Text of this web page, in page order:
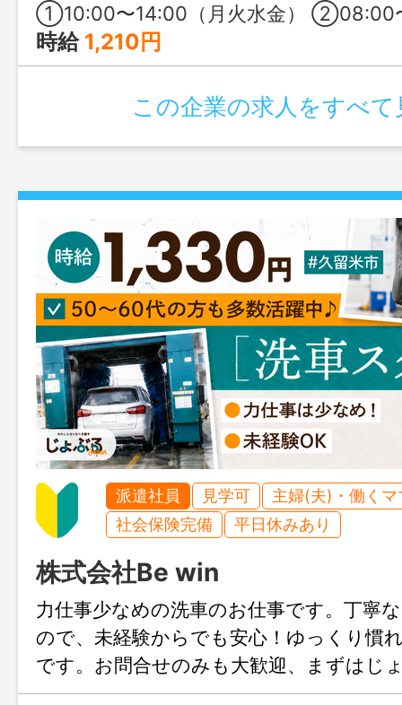
①10:00〜14:00（⽉⽕⽔⾦） ②08:00〜13:00（⽊） ※60分の休憩希望者は、9:00〜
時給 1,210円
この企業の求人をすべて
派遣社員 見学可
主婦(夫)・働くマ
社会保険完備
平日休みあり
株式会社Be win
力仕事少なめの洗車のお仕事です。丁寧
ので、未経験からでも安心！ゆっくり慣
です。お問合せのみも大歓迎、まずはじ
お気軽にご連絡ください。